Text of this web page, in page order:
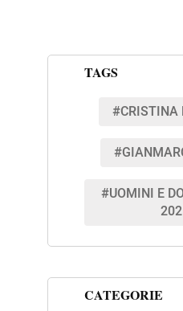
TAGS
#CRISTINA
#UOMINI E
CATEGORIE